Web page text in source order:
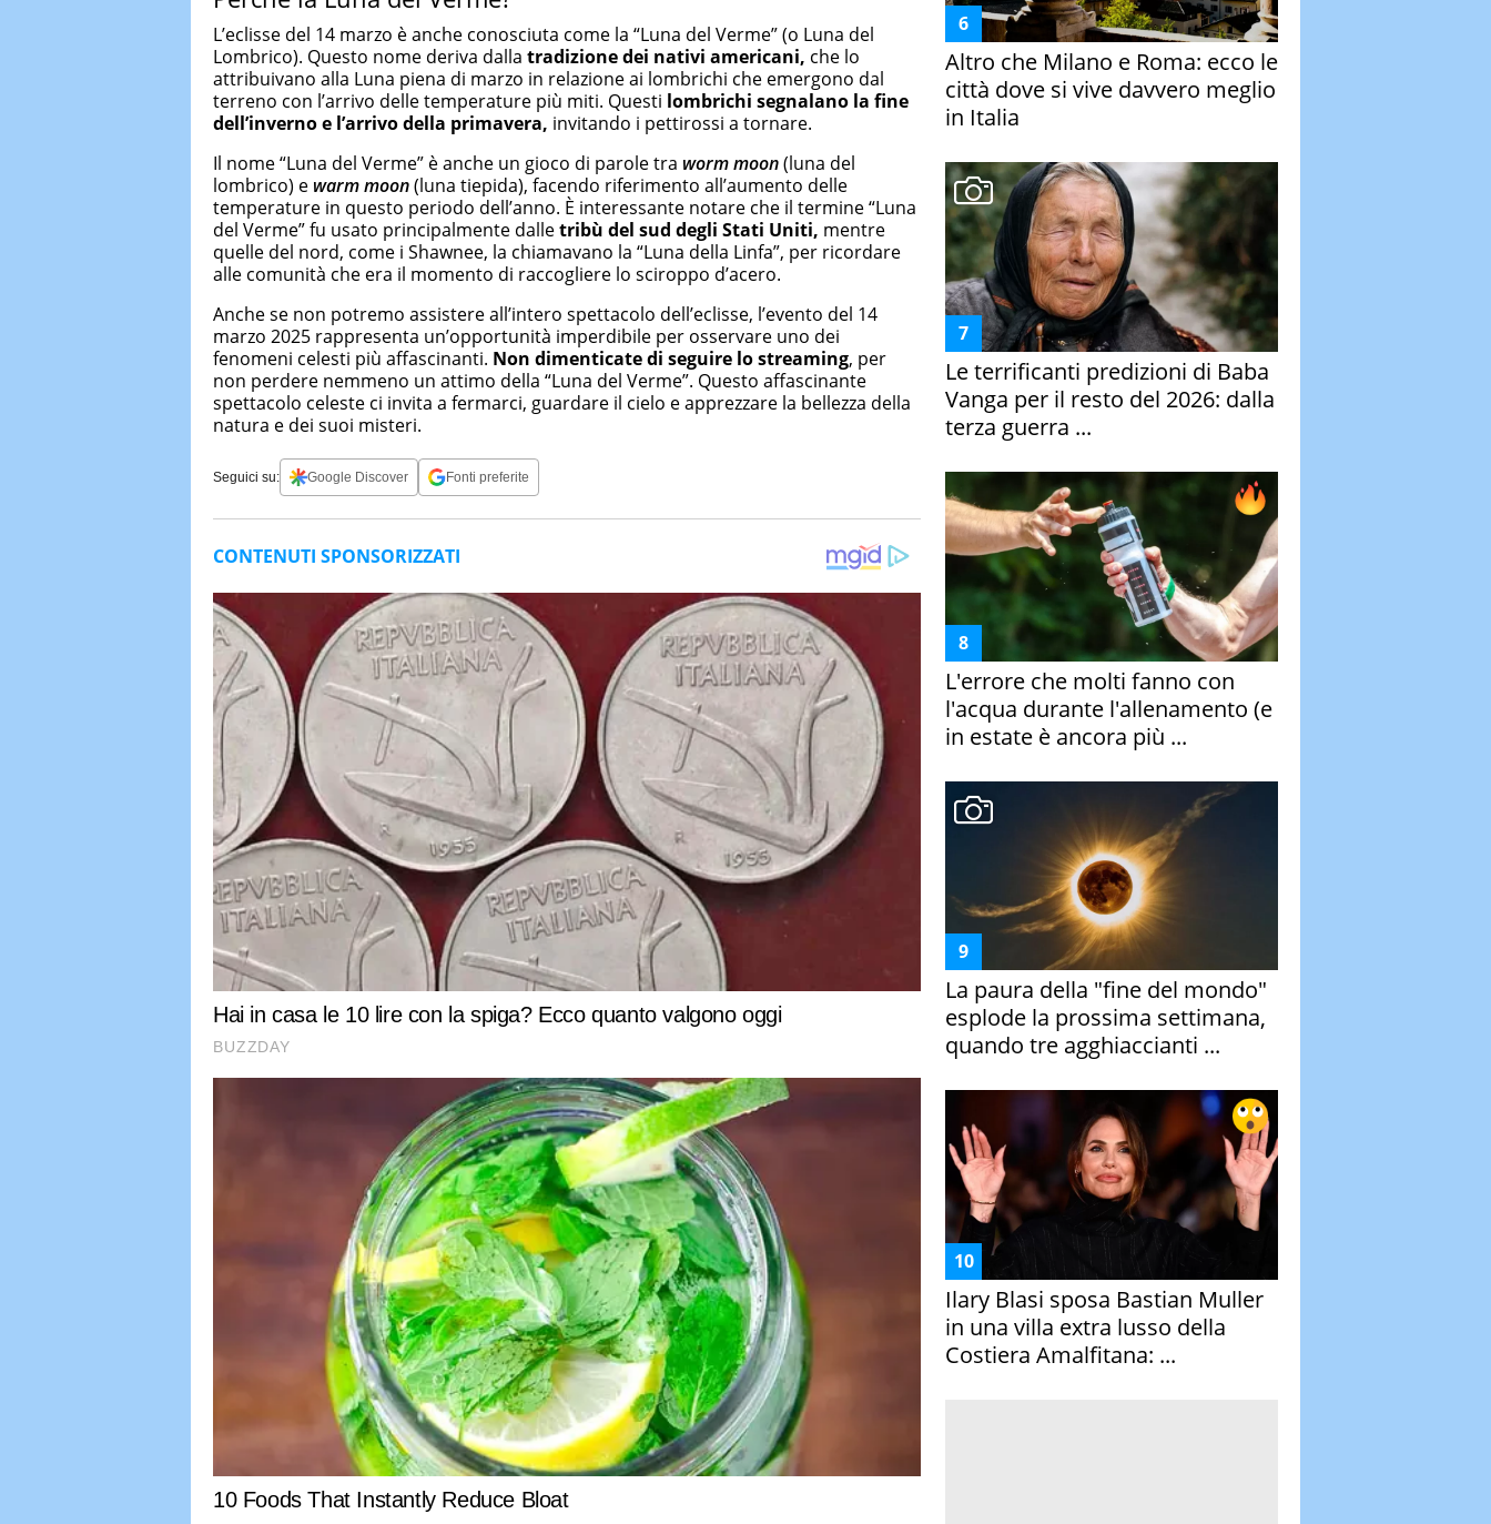
L’eclisse del 14 marzo è anche conosciuta come la “Luna del Verme” (o Luna del
Lombrico). Questo nome deriva dalla tradizione dei nativi americani, che lo
attribuivano alla Luna piena di marzo in relazione ai lombrichi che emergono dal
terreno con l’arrivo delle temperature più miti. Questi lombrichi segnalano la fine
dell’inverno e l’arrivo della primavera, invitando i pettirossi a tornare.
Il nome “Luna del Verme” è anche un gioco di parole tra worm moon(luna del
lombrico) e warm moon(luna tiepida), facendo riferimento all’aumento delle
temperature in questo periodo dell’anno. È interessante notare che il termine “Luna
del Verme” fu usato principalmente dalletribù del sud degli Stati Uniti, mentre
quelle del nord, come i Shawnee, la chiamavano la “Luna della Linfa”, per ricordare
alle comunità che era il momento di raccogliere lo sciroppo d’acero.
Anche se non potremo assistere all’intero spettacolo dell’eclisse, l’evento del 14
marzo 2025 rappresenta un’opportunità imperdibile per osservare uno dei
fenomeni celesti più affascinanti. Non dimenticate di seguire lo streaming, per
non perdere nemmeno un attimo della “Luna del Verme”. Questo affascinante
spettacolo celeste ci invita a fermarci, guardare il cielo e apprezzare la bellezza della
natura e dei suoi misteri.
Seguici su: Google Discover Fonti preferite
Altro che Milano e Roma: ecco le
città dove si vive davvero meglio
in Italia
Le terrificanti predizioni di Baba
Vanga per il resto del 2026: dalla
terza guerra ...
L'errore che molti fanno con
l'acqua durante l'allenamento (e
in estate è ancora più ...
La paura della "fine del mondo"
esplode la prossima settimana,
quando tre agghiaccianti ...
Ilary Blasi sposa Bastian Muller
in una villa extra lusso della
Costiera Amalfitana: ...